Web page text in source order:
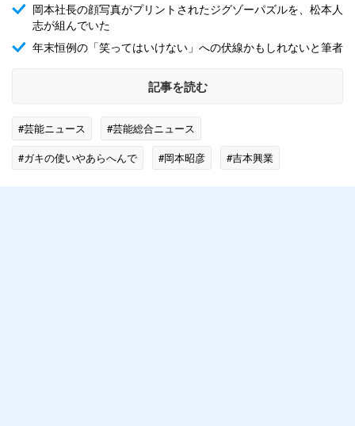
岡本社長の顔写真がプリントされたジグゾーパズルを、松本人
志が組んでいた
年末恒例の「笑ってはいけない」への伏線かもしれないと筆者
記事を読む
#芸能ニュース
#芸能総合ニュース
#ガキの使いやあらへんで
#岡本昭彦
#吉本興業